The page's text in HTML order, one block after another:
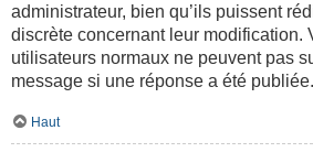
administrateur, bien qu’ils puissent
discrète concernant leur modification.
utilisateurs normaux ne peuvent pas
message si une réponse a été publiée.
Haut